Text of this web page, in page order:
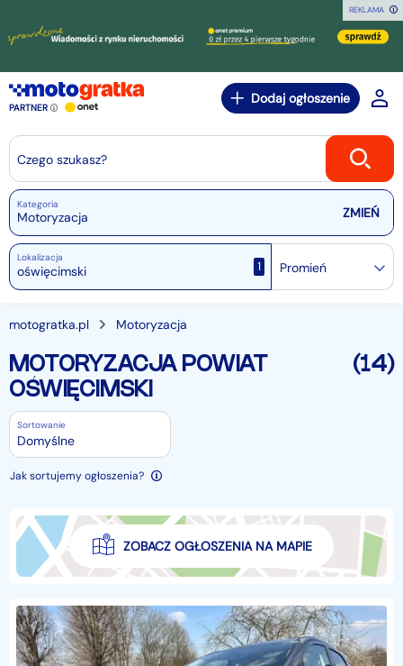
REKLAMA
PARTNER
Dodaj ogłoszenie
Czego szukasz?
Kategoria
Motoryzacja
Lokalizacja
1 Promień
motogratka.pl Motoryzacja
MOTORYZACJA POWIAT
OŚWIĘCIMSKI
(14)
Sortowanie
Domyślne
Jak sortujemy ogłoszenia?
ZOBACZ OGŁOSZENIA NA MAPIE